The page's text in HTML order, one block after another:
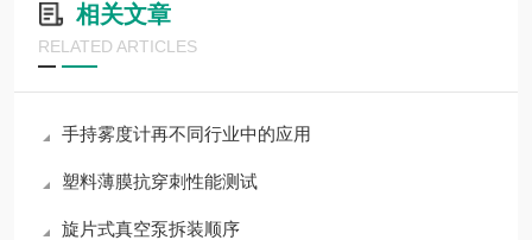
相关文章
RELATED ARTICLES
手持雾度计再不同行业中的应用
塑料薄膜抗穿刺性能测试
旋片式真空泵拆装顺序